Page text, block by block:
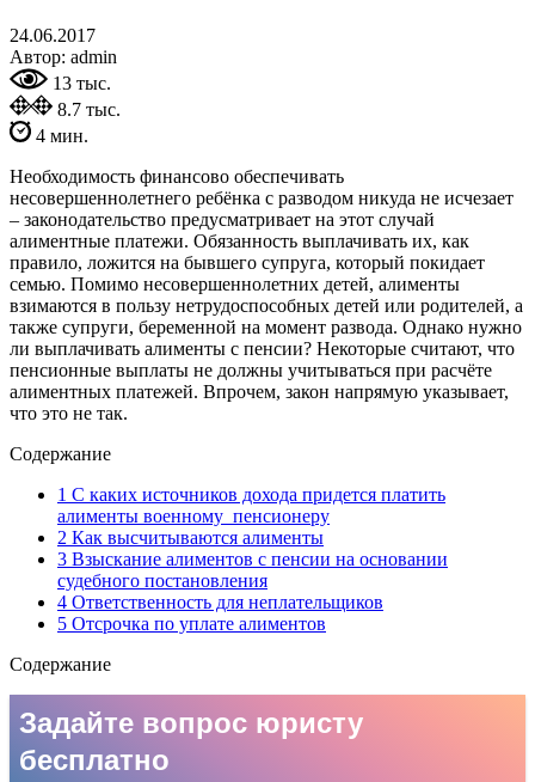
24.06.2017
Автор: admin
13 тыс.
8.7 тыс.
4 мин.
Необходимость финансово обеспечивать
несовершеннолетнего ребёнка с разводом никуда не исчезает
– законодательство предусматривает на этот случай
алиментные платежи. Обязанность выплачивать их, как
правило, ложится на бывшего супруга, который покидает
семью. Помимо несовершеннолетних детей, алименты
взимаются в пользу нетрудоспособных детей или родителей, а
также супруги, беременной на момент развода. Однако нужно
ли выплачивать алименты с пенсии? Некоторые считают, что
пенсионные выплаты не должны учитываться при расчёте
алиментных платежей. Впрочем, закон напрямую указывает,
что это не так.
Содержание
1 С каких источников дохода придется платить
алименты военному пенсионеру
2 Как высчитываются алименты
3 Взыскание алиментов с пенсии на основании
судебного постановления
4 Ответственность для неплательщиков
5 Отсрочка по уплате алиментов
Содержание